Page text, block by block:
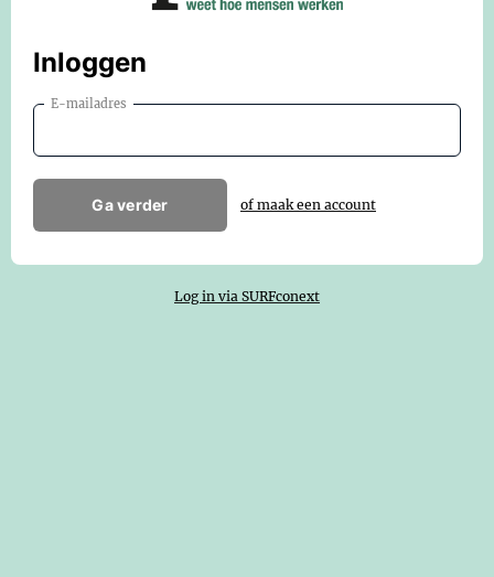
Inloggen
E-mailadres
Ga verder of maak een account
Log in via SURFconext